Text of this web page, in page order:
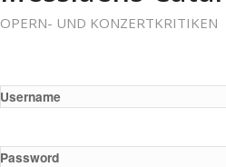
OPERN- UND KONZERTKRITIKEN
Username
Password